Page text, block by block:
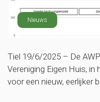
Nieuws
Tiel 19/6/2025 – De
Vereniging Eigen Huis,
voor een nieuw, eerlijker